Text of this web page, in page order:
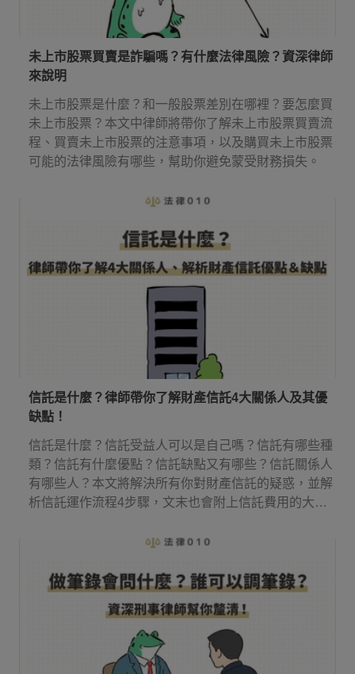
未上市股票買賣是詐騙嗎？有什麼法律風險？資深律師
來說明
未上市股票是什麼？和一般股票差別在哪裡？要怎麼買
未上市股票？本文中律師將帶你了解未上市股票買賣流
程、買賣未上市股票的注意事項，以及購買未上市股票
可能的法律風險有哪些，幫助你避免蒙受財務損失。
信託是什麼？律師帶你了解財產信託4大關係人及其優
缺點！
信託是什麼？信託受益人可以是自己嗎？信託有哪些種
類？信託有什麼優點？信託缺點又有哪些？信託關係人
有哪些人？本文將解決所有你對財產信託的疑惑，並解
析信託運作流程4步驟，文末也會附上信託費用的大約